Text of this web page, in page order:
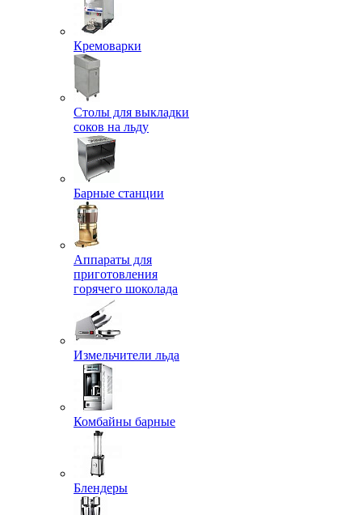
Кремоварки
Столы для выкладки
соков на льду
Барные станции
Аппараты для
приготовления
горячего шоколада
Измельчители льда
Комбайны барные
Блендеры